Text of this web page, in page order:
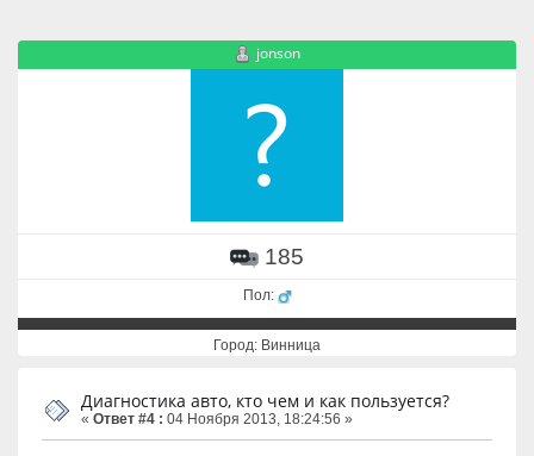
jonson
185
Пол:
Город: Винница
Диагностика авто, кто чем и как пользуется?
« Ответ #4 : 04 Ноября 2013, 18:24:56 »